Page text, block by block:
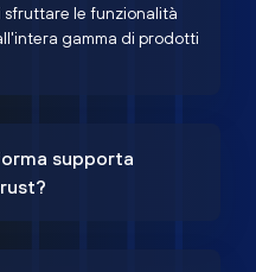
sfruttare le funzionalità
gamma di prodotti
supporta